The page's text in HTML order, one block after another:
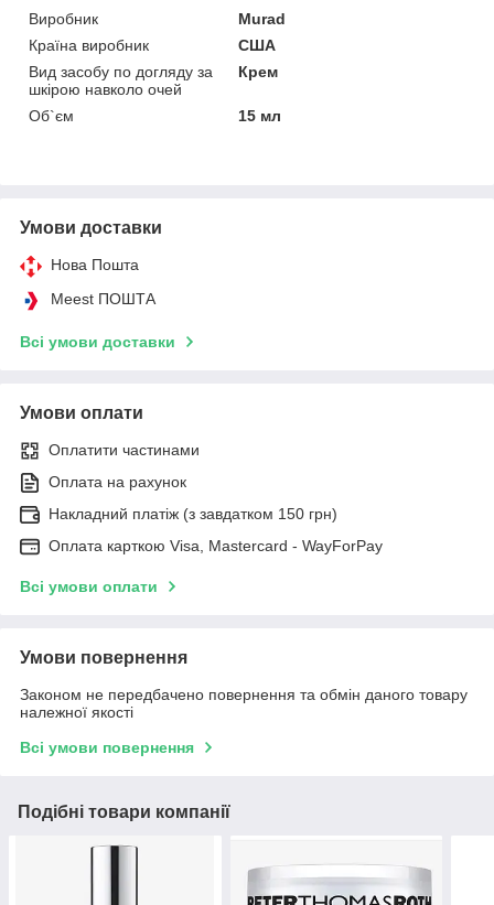
Виробник
Murad
Країна виробник
США
Вид засобу по догляду за
шкірою навколо очей
Крем
Об`єм 15 мл
Умови доставки
Нова Пошта
Meest ПОШТА
Всі умови доставки
Умови оплати
Оплатити частинами
Оплата на рахунок
Накладний платіж (з завдатком 150 грн)
Оплата карткою Visa, Mastercard - WayForPay
Всі умови оплати
Умови повернення
Законом не передбачено повернення та обмін даного товару
належної якості
Всі умови повернення
Подібні товари компанії